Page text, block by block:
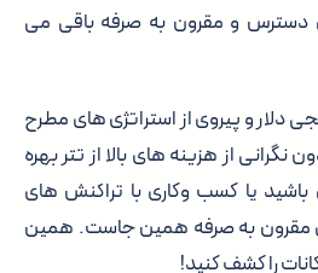
دسترس و مقرون به صرفه باقی می
دلار و پیروی از استراتژی های مطرح
نگرانی از هزینه های بالا از تتر بهره
یا کسب وکاری با تراکنش های
مقرون به صرفه همین جاست. همین